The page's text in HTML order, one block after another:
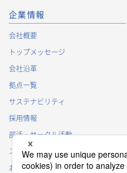
採用応募者に関する個人情報
・
採用選考のため
・
当社における採用業務
・
その他、法令の定め、
基づく命令・指導等に
退職者から取得した個人情報
・
退職後の連絡
・
その他、法令の定め、
基づく命令・指導等に
企業情報
会社概要
トップメッセージ
会社沿革
拠点一覧
サステナビリティ
採用情報
部活・サークル活動
スポンサー活動
お問い合わせ